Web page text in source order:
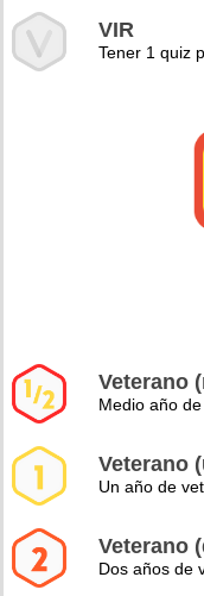
VIR
Tener 1 quiz
Veterano
Medio año
Veterano
Un año de
Veterano
Dos años de